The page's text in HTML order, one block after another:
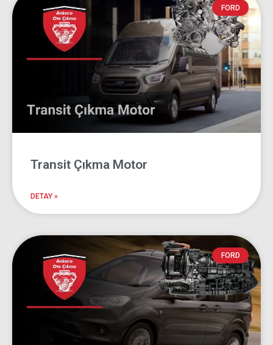
FORD
Transit Çıkma Motor
DETAY »
FORD